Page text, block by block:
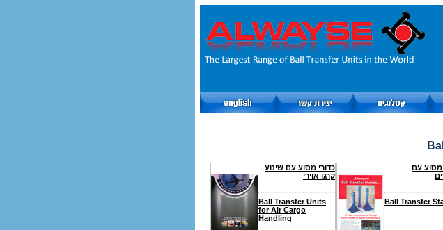
מסוע עם
Ball Transfer
כדורי מסוע עם שינוע
קרגו אוירי
Ball Transfer Units
for Air Cargo
Handling